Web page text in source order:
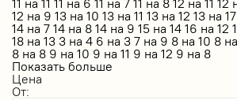
12 на 9 13 на 10 13 на 11 13 на 12 13 на 17
14 на 7 14 на 8 14 на 9 15 на 14 16 на 12
18 на 13 3 на 4 6 на 3 7 на 9 8 на 10 8
8 на 8 9 на 10 9 на 11 9 на 12 9 на 8
Показать больше
Цена
От: